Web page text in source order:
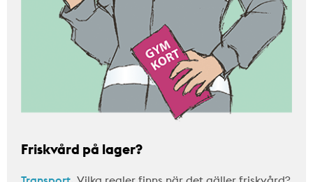
Friskvård på lager?